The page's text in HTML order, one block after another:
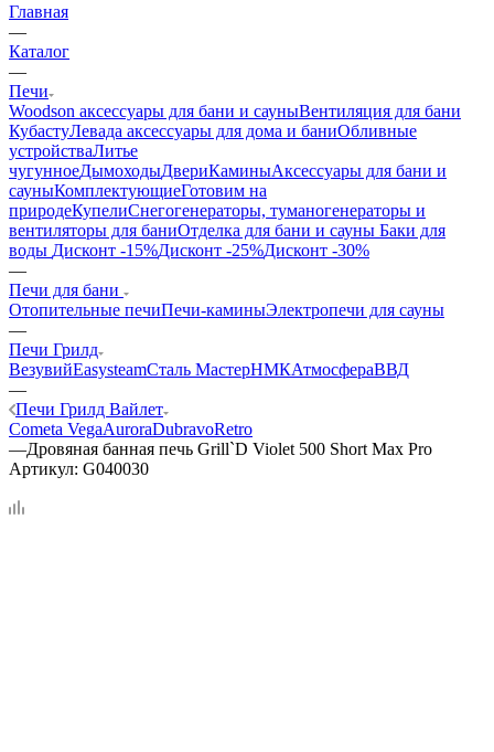
Главная
—
Каталог
—
Печи
Woodson аксессуары для бани и сауныВентиляция для бани
КубастуЛевада аксессуары для дома и баниОбливные
устройстваЛитье
чугунноеДымоходыДвериКаминыАксессуары для бани и
сауныКомплектующиеГотовим на
природеКупелиСнегогенераторы, туманогенераторы и
вентиляторы для баниОтделка для бани и сауны Баки для
воды Дисконт -15%Дисконт -25%Дисконт -30%
—
Печи для бани
Отопительные печиПечи-каминыЭлектропечи для сауны
—
Печи Грилд
ВезувийEasysteamСталь МастерНМКАтмосфераВВД
—
Печи Грилд Вайлет
Cometa VegaAuroraDubravoRetro
—Дровяная банная печь Grill`D Violet 500 Short Max Pro
Артикул: G040030